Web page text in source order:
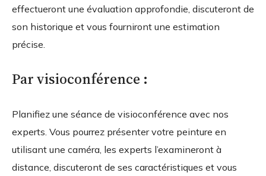
effectueront une évaluation approfondie, discuteront de
son historique et vous fourniront une estimation
précise.
Par visioconférence :
Planifiez une séance de visioconférence avec nos
experts. Vous pourrez présenter votre peinture en
utilisant une caméra, les experts l’examineront à
distance, discuteront de ses caractéristiques et vous